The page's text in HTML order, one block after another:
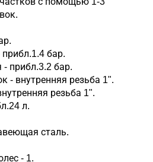
бар.
прибл.3.2 бар.
- внутренняя резьба 1".
резьба 1".
л.
сталь.
- 1.